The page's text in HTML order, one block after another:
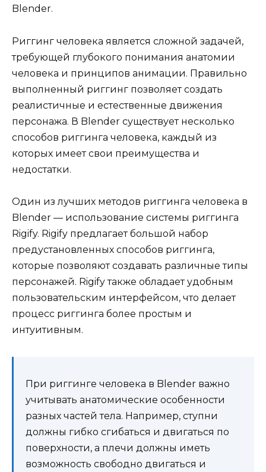
Blender.
Риггинг человека является сложной задачей,
требующей глубокого понимания анатомии
человека и принципов анимации. Правильно
выполненный риггинг позволяет создать
реалистичные и естественные движения
персонажа. В Blender существует несколько
способов риггинга человека, каждый из
которых имеет свои преимущества и
недостатки.
Один из лучших методов риггинга человека в
Blender — использование системы риггинга
Rigify. Rigify предлагает большой набор
предустановленных способов риггинга,
которые позволяют создавать различные типы
персонажей. Rigify также обладает удобным
пользовательским интерфейсом, что делает
процесс риггинга более простым и
интуитивным.
При риггинге человека в Blender важно
учитывать анатомические особенности
разных частей тела. Например, ступни
должны гибко сгибаться и двигаться по
поверхности, а плечи должны иметь
возможность свободно двигаться и